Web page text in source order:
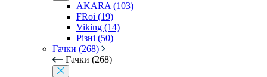
AKARA (103)
FRoi (19)
Viking (14)
Різні (50)
Гачки (268)
Гачки (268)